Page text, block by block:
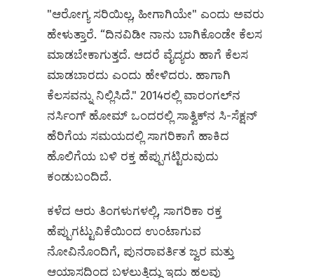
"ಆರೋಗ್ಯ ಸರಿಯಿಲ್ಲ, ಹೀಗಾಗಿಯೇ" ಎಂದು ಅವರು
ಹೇಳುತ್ತಾರೆ. “ದಿನವಿಡೀ ನಾನು ಬಾಗಿಕೊಂಡೇ ಕೆಲಸ
ಮಾಡಬೇಕಾಗುತ್ತದೆ. ಆದರೆ ವೈದ್ಯರು ಹಾಗೆ ಕೆಲಸ
ಮಾಡಬಾರದು ಎಂದು ಹೇಳಿದರು. ಹಾಗಾಗಿ
ಕೆಲಸವನ್ನು ನಿಲ್ಲಿಸಿದೆ." 2014ರಲ್ಲಿ ವಾರಂಗಲ್‌ನ
ನರ್ಸಿಂಗ್‌ ಹೋಮ್‌ ಒಂದರಲ್ಲಿ ಸಾತ್ವಿಕ್‌ನ ಸಿ-ಸೆಕ್ಷನ್‌
ಹೆರಿಗೆಯ ಸಮಯದಲ್ಲಿ ಸಾಗರಿಕಾಗೆ ಹಾಕಿದ
ಹೊಲಿಗೆಯ ಬಳಿ ರಕ್ತ ಹೆಪ್ಪುಗಟ್ಟಿರುವುದು
ಕಂಡುಬಂದಿದೆ.
ಕಳೆದ ಆರು ತಿಂಗಳುಗಳಲ್ಲಿ, ಸಾಗರಿಕಾ ರಕ್ತ
ಹೆಪ್ಪುಗಟ್ಟುವಿಕೆಯಿಂದ ಉಂಟಾಗುವ
ನೋವಿನೊಂದಿಗೆ, ಪುನರಾವರ್ತಿತ ಜ್ವರ ಮತ್ತು
ಆಯಾಸದಿಂದ ಬಳಲುತ್ತಿದ್ದು ಇದು ಹಲವು